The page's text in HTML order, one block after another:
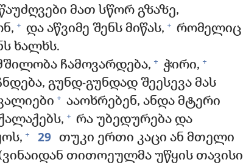
მათ სწორ გზაზე,
+ და აწვიმე შენს მიწას, + რომელიც
ხალხს.
ჩამოვარდება, + ჭირი, +
გუნდ-გუნდად შეესევა მას
+ ააოხრებენ, ანდა მტერი
+ რა უბედურება და
+ 29 თუკი ერთი კაცი ან მთელი
თითოეულმა უწყის თავისი